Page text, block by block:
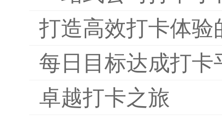
打造高效打卡体验
每日目标达成打卡
卓越打卡之旅